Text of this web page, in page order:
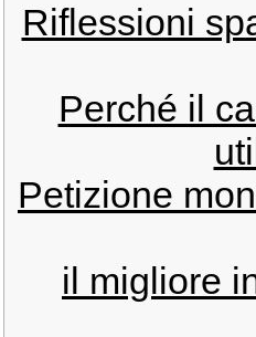
Riflessioni
Perché il
Petizione
il migliore